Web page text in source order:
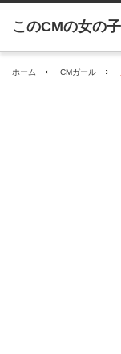
ホーム CMガール